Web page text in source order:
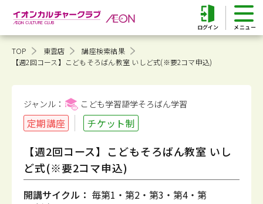
ログイン
TOP 東雲店
講座検索結果
【週2回コース】こどもそろばん教室 いしど式(※要2コマ申込)
ジャンル： こども学習語学そろばん学習
定期講座 チケット制
【週2回コース】こどもそろばん教室 いし
ど式(※要2コマ申込)
開講サイクル： 毎第1・第2・第3・第4・第